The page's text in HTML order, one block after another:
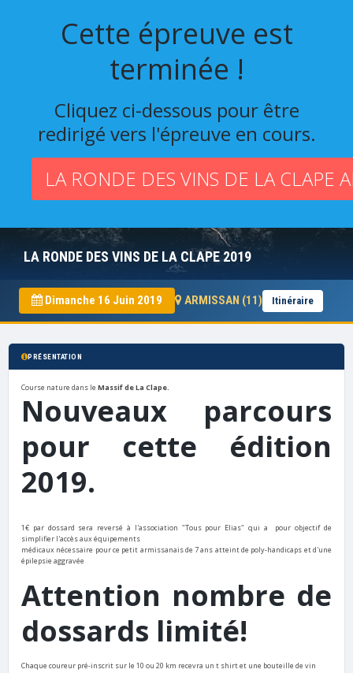
Cette épreuve est
terminée !
Cliquez ci-dessous pour être
redirigé vers l'épreuve en cours.
LA RONDE DES VINS DE LA CLAPE
LA RONDE DES VINS DE LA CLAPE 2019
Dimanche 16 Juin 2019 ARMISSAN (11) Itinéraire
PRÉSENTATION
Course nature dans le Massif de La Clape.
Nouveaux parcours
pour cette édition
2019.
1€ par dossard sera reversé à l'association "Tous pour Elias" qui a pour objectif de
simplifier l'accès aux équipements
médicaux nécessaire pour ce petit armissanais de 7 ans atteint de poly-handicaps et d'une
épilepsie aggravée
Attention nombre de
dossards limité!
Chaque coureur pré-inscrit sur le 10 ou 20 km recevra un t shirt et une bouteille de vin